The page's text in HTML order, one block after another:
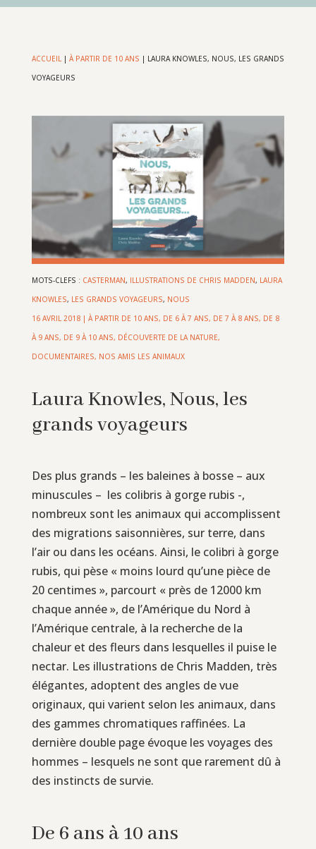
ACCUEIL| À PARTIR DE 10 ANS | LAURA KNOWLES, NOUS, LES GRANDS
VOYAGEURS
MOTS-CLEFS : CASTERMAN, ILLUSTRATIONS DE CHRIS MADDEN, LAURA
KNOWLES, LES GRANDS VOYAGEURS, NOUS
16 AVRIL 2018| À PARTIR DE 10 ANS, DE 6 À 7 ANS, DE 7 À 8 ANS, DE 8
À 9 ANS, DE 9 À 10 ANS, DÉCOUVERTE DE LA NATURE,
DOCUMENTAIRES, NOS AMIS LES ANIMAUX
Laura Knowles, Nous, les
grands voyageurs
Des plus grands – les baleines à bosse – aux
minuscules – les colibris à gorge rubis -,
nombreux sont les animaux qui accomplissent
des migrations saisonnières, sur terre, dans
l’air ou dans les océans. Ainsi, le colibri à gorge
rubis, qui pèse « moins lourd qu’une pièce de
20 centimes », parcourt « près de 12000 km
chaque année », de l’Amérique du Nord à
l’Amérique centrale, à la recherche de la
chaleur et des fleurs dans lesquelles il puise le
nectar. Les illustrations de Chris Madden, très
élégantes, adoptent des angles de vue
originaux, qui varient selon les animaux, dans
des gammes chromatiques raffinées. La
dernière double page évoque les voyages des
hommes – lesquels ne sont que rarement dû à
des instincts de survie.
De 6 ans à 10 ans